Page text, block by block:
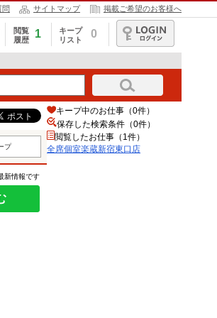
問 サイトマップ 掲載ご希望のお客様へ
閲覧
履歴
1
キープ
リスト
0
ログイン
プ
新情報です
キープ中のお仕事（0件）
保存した検索条件（0件）
閲覧したお仕事（1件）
全席個室楽蔵新宿東口店